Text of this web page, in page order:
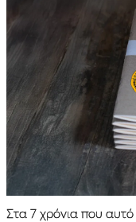
Στα 7 χρόνια που αυτό